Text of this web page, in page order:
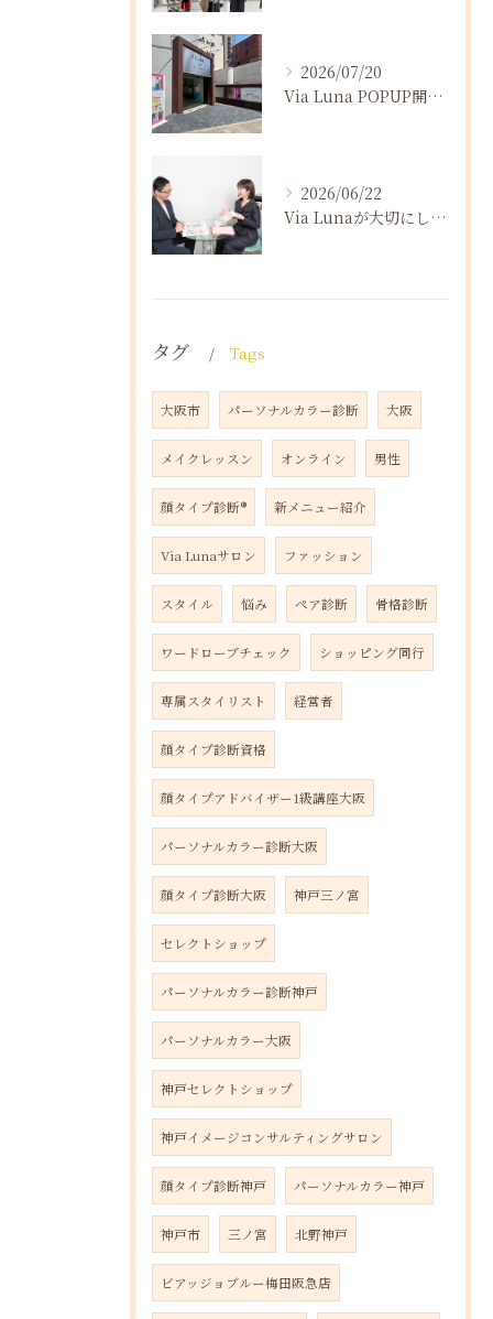
2026/07/20
Via Luna POPUP開催報告
2026/06/22
Via Lunaが大切にしていること（後半）
タグ Tags
大阪市 パーソナルカラー診断 大阪
メイクレッスン オンライン 男性
顔タイプ診断®️ 新メニュー紹介
Via Lunaサロン ファッション
スタイル 悩み ペア診断 骨格診断
ワードローブチェック ショッピング同行
専属スタイリスト 経営者
顔タイプ診断資格
顔タイプアドバイザー1級講座大阪
パーソナルカラー診断大阪
顔タイプ診断大阪 神戸三ノ宮
セレクトショップ
パーソナルカラー診断神戸
パーソナルカラー大阪
神戸セレクトショップ
神戸イメージコンサルティングサロン
顔タイプ診断神戸 パーソナルカラー神戸
神戸市 三ノ宮 北野神戸
ビアッジョブルー梅田阪急店